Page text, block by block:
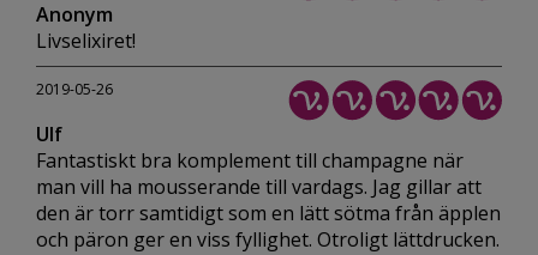
Anonym
Livselixiret!
2019-05-26
Ulf
Fantastiskt bra komplement till champagne när
man vill ha mousserande till vardags. Jag gillar att
den är torr samtidigt som en lätt sötma från äpplen
och päron ger en viss fyllighet. Otroligt lättdrucken.